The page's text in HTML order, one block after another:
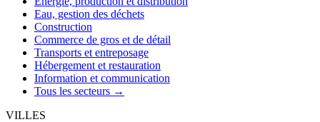
Eau, gestion des déchets
Construction
Commerce de gros et de détail
Transports et entreposage
Hébergement et restauration
Information et communication
Tous les secteurs →
VILLES